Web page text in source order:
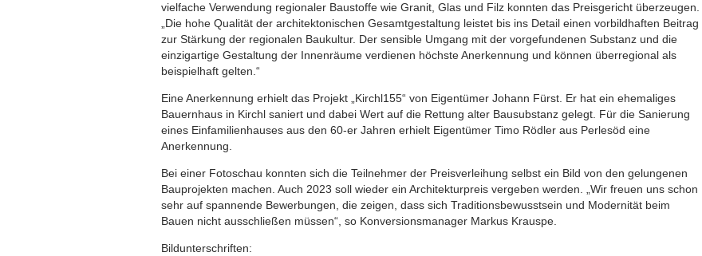
vielfache Verwendung regionaler Baustoffe wie Granit, Glas und Filz konnten das Preisgericht überzeugen.
„Die hohe Qualität der architektonischen Gesamtgestaltung leistet bis ins Detail einen vorbildhaften Beitrag
zur Stärkung der regionalen Baukultur. Der sensible Umgang mit der vorgefundenen Substanz und die
einzigartige Gestaltung der Innenräume verdienen höchste Anerkennung und können überregional als
beispielhaft gelten.“
Eine Anerkennung erhielt das Projekt „Kirchl155“ von Eigentümer Johann Fürst. Er hat ein ehemaliges
Bauernhaus in Kirchl saniert und dabei Wert auf die Rettung alter Bausubstanz gelegt. Für die Sanierung
eines Einfamilienhauses aus den 60-er Jahren erhielt Eigentümer Timo Rödler aus Perlesöd eine
Anerkennung.
Bei einer Fotoschau konnten sich die Teilnehmer der Preisverleihung selbst ein Bild von den gelungenen
Bauprojekten machen. Auch 2023 soll wieder ein Architekturpreis vergeben werden. „Wir freuen uns schon
sehr auf spannende Bewerbungen, die zeigen, dass sich Traditionsbewusstsein und Modernität beim
Bauen nicht ausschließen müssen“, so Konversionsmanager Markus Krauspe.
Bildunterschriften: